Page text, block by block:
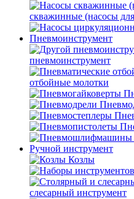
скважинные (насосы
Пневмоинструмент
пневмоинструмент
отбойные молотки
Ручной инструмент
Козлы
слесарный инструмент